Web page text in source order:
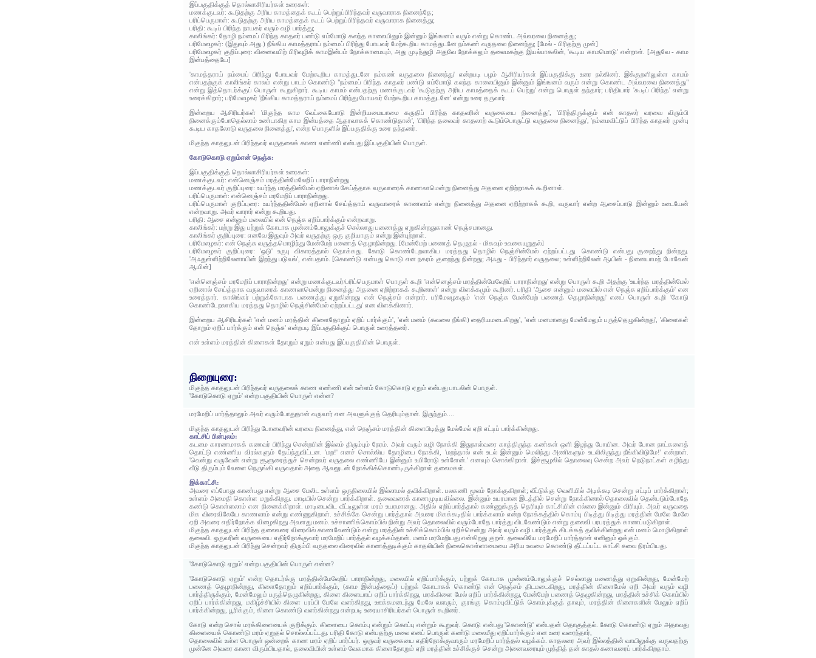
இப்பகுதிக்குத் தொல்லாசிரியர்கள் உரைகள்:
மணக்குடவர்: கூடுதற்கு அரிய காமத்தைக் கூடப் பெற்றுப்பிரிந்தவர் வருவாராக நினைந்தே;
பரிப்பெருமாள்: கூடுதற்கு அரிய காமத்தைக் கூடப் பெற்றுப்பிரிந்தவர் வருவாராக நினைத்து;
பரிதி: கூடிப் பிரிந்த நாயகர் வரும் வழி பார்த்து;
காலிங்கர்: தோழி நம்மைப் பிரிந்த காதலர் பண்டு எம்மோடு கலந்த காலையினும் இன்னும் இங்ஙனம் வரும் என்று கொண்ட அவ்வரவை நினைத்து;
பரிமேலழகர்: (இதுவும் அது.) நீங்கிய காமத்தராய் நம்மைப் பிரிந்து போயவர் மேற்கூறிய காமத்துடனே நம்கண் வருதலை நினைந்து; [மேல் - பிரிதற்கு முன்]
பரிமேலழகர் குறிப்புரை: வினைவயிற் பிரிவுழிக் காமஇன்பம் நோக்காமையும், அது முடிந்துழி அதுவே நோக்கலும் தலைமகற்கு இயல்பாகலின், 'கூடிய காமமொடு' என்றாள். [அதுவே - காம
இன்பத்தையே]
'காமத்தராய் நம்மைப் பிரிந்து போயவர் மேற்கூறிய காமத்துடனே நம்கண் வருதலை நினைந்து' என்றபடி பழம் ஆசிரியர்கள் இப்பகுதிக்கு உரை நல்கினர். இக்குறளிலுள்ள காமம்
என்பதற்குக் காலிங்கர் காலம் என்று பாடம் கொண்டு "நம்மைப் பிரிந்த காதலர் பண்டு எம்மோடு கலந்த காலையினும் இன்னும் இங்ஙனம் வரும் என்று கொண்ட அவ்வரவை நினைத்து"
என்று இத்தொடர்க்குப் பொருள் கூறுகிறார். கூடிய காமம் என்பதற்கு மணக்குடவர் 'கூடுதற்கு அரிய காமத்தைக் கூடப் பெற்று' என்று பொருள் தந்தார்; பரிதியார் 'கூடிப் பிரிந்த' என்று
உரைக்கிறார்; பரிமேலழகர் 'நீங்கிய காமத்தராய் நம்மைப் பிரிந்து போயவர் மேற்கூறிய காமத்துடனே' என்று உரை தருவார்.
இன்றைய ஆசிரியர்கள் 'மிகுந்த காம வேட்கையோடு இன்றியமையாமை கருதிப் பிரிந்த காதலரின் வருகையை நினைத்து', 'பிரிந்திருக்கும் என் காதலர் வரவை விரும்பி
நினைக்கும்போதெல்லாம் உண்டாகிற காம இன்பத்தை ஆதரவாகக் கொண்டுதான்', 'பிரிந்த தலைவர் காதலாற் கூடும்பொருட்டு வருதலை நினைந்து', 'நம்மைவிட்டுப் பிரிந்த காதலர் முன்பு
கூடிய காதலோடு வருதலை நினைத்து', என்ற பொருளில் இப்பகுதிக்கு உரை தந்தனர்.
மிகுந்த காதலுடன் பிரிந்தவர் வருதலைக் காண எண்ணி என்பது இப்பகுதியின் பொருள்.
கோடுகொடு ஏறும்என் நெஞ்சு:
இப்பகுதிக்குத் தொல்லாசிரியர்கள் உரைகள்:
மணக்குடவர்: என்னெஞ்சம் மரத்தின்மேலேறிப் பாராநின்றது.
மணக்குடவர் குறிப்புரை: உயர்ந்த மரத்தின்மேல் ஏறினால் சேய்த்தாக வருவாரைக் காணலாமென்று நினைத்து அதனை ஏறிற்றாகக் கூறினாள்.
பரிப்பெருமாள்: என்னெஞ்சம் மரமேறிப் பாராநின்றது.
பரிப்பெருமாள் குறிப்புரை: உயர்ந்ததின்மேல் ஏறினால் சேய்த்தாய் வருவாரைக் காணலாம் என்று நினைத்து அதனை ஏறிற்றாகக் கூறி, வருவார் என்ற ஆசைப்பாடு இன்னும் உடையேன்
என்றவாறு. அவர் வாரார் என்று கூறியது.
பரிதி: ஆசை என்னும் மலையில் என் நெஞ்சு ஏறிப்பார்க்கும் என்றவாறு.
காலிங்கர்: மற்று இது பற்றுக் கோடாக முன்னம்போலுக்குச் செல்லாது பணைத்து ஏறுகின்றதுகாண் நெஞ்சமானது.
காலிங்கர் குறிப்புரை: எனவே இதுவும் அவர் வருதற்கு ஒரு குறியாகும் என்று இன்புற்றாள்.
பரிமேலழகர்: என் நெஞ்சு வருத்தமொழிந்து மேன்மேற் பணைத் தெழாநின்றது. [மேன்மேற் பணைத் தெழுதல் - மிகவும் உவகையுறுதல்]
பரிமேலழகர் குறிப்புரை: 'ஒடு' உருபு விகாரத்தால் தொக்கது. கோடு கொண்டேறலாகிய மரத்தது தொழில் நெஞ்சின்மேல் ஏற்றப்பட்டது. கொண்டு என்பது குறைந்து நின்றது.
'அஃதுள்ளிற்றிலேனாயின் இறந்து படுவல்', என்பதாம். [கொண்டு என்பது கொடு என நகரம் குறைந்து நின்றது; அஃது - பிரிந்தார் வருதலை; உள்ளிற்றிலேன் ஆயின் - நினையாமற் போவேன்
ஆயின்]
'என்னெஞ்சம் மரமேறிப் பாராநின்றது' என்று மணக்குடவர்/பரிப்பெருமாள் பொருள் கூறி 'என்னெஞ்சம் மரத்தின்மேலேறிப் பாராநின்றது' என்று பொருள் கூறி அதற்கு 'உயர்ந்த மரத்தின்மேல்
ஏறினால் சேய்த்தாக வருவாரைக் காணலாமென்று நினைத்து அதனை ஏறிற்றாகக் கூறினாள்' என்று விளக்கமும் கூறினர். பரிதி 'ஆசை என்னும் மலையில் என் நெஞ்சு ஏறிப்பார்க்கும்' என
உரைத்தார். காலிங்கர் பற்றுக்கோடாக பணைத்து ஏறுகின்றது என் நெஞ்சம் என்றார். பரிமேலழகரும் 'என் நெஞ்சு மேன்மேற் பணைத் தெழாநின்றது' எனப் பொருள் கூறி 'கோடு
கொண்டேறலாகிய மரத்தது தொழில் நெஞ்சின்மேல் ஏற்றப்பட்டது' என விளக்கினார்.
இன்றைய ஆசிரியர்கள் 'என் மனம் மரத்தின் கிளைதோறும் ஏறிப் பார்க்கும்', 'என் மனம் (கவலை நீங்கி) தைரியமடைகிறது', 'என் மனமானது மேன்மேலும் பருத்தெழுகின்றது', 'கிளைகள்
தோறும் ஏறிப் பார்க்கும் என் நெஞ்சு' என்றபடி இப்பகுதிக்குப் பொருள் உரைத்தனர்.
என் உள்ளம் மரத்தின் கிளைகள் தோறும் ஏறும் என்பது இப்பகுதியின் பொருள்.
நிறையுரை:
மிகுந்த காதலுடன் பிரிந்தவர் வருதலைக் காண எண்ணி என் உள்ளம் கோடுகொடு ஏறும் என்பது பாடலின் பொருள்.
'கோடுகொடு ஏறும்' என்ற பகுதியின் பொருள் என்ன?
மரமேறிப் பார்த்தாலும் அவர் வரும்போதுதான் வருவார் என அவளுக்குத் தெரியும்தான். இருந்தும்....
மிகுந்த காதலுடன் பிரிந்து போனவரின் வரவை நினைத்து, என் நெஞ்சம் மரத்தின் கிளைபிடித்து மேல்மேல் ஏறி எட்டிப் பார்க்கின்றது.
காட்சிப் பின்புலம்:
கடமை காரணமாகக் கணவர் பிரிந்து சென்றபின் இல்லம் திரும்பும் நேரம். அவர் வரும் வழி நோக்கி இதுநாள்வரை காத்திருந்த கண்கள் ஒளி இழந்து போயின. அவர் போன நாட்களைத்
தொட்டு எண்ணிய விரல்களும் தேய்ந்துவிட்டன. 'மற!' எனச் சொல்லிய தோழியை நோக்கி, 'மறந்தால் என் உடல் இன்னும் மெலிந்து அணிகளும் உடலிலிருந்து நீங்கிவிடுமே!' என்றாள்.
'வென்று வருவேன் என்று சூளுரைத்துச் சென்றவர் வருதலை எண்ணியே இன்னும் உயிரோடு உள்ளேன்.' எனவும் சொல்கிறாள். இச்சூழலில் தொலைவு சென்ற அவர் நெடுநாட்கள் கழிந்து
வீடு திரும்பும் வேளை நெருங்கி வருவதால் அதை ஆவலுடன் நோக்கிக்கொண்டிருக்கிறாள் தலைமகள்.
இக்காட்சி:
அவரை எப்போது காண்பது என்று ஆசை மேலிட உள்ளம் ஒருநிலையில் இல்லாமல் தவிக்கிறாள். பலகணி மூலம் நோக்குகிறாள்; வீட்டுக்கு வெளியில் அடிக்கடி சென்று எட்டிப் பார்க்கிறாள்;
உள்ளம் அமைதி கொள்ள மறுக்கிறது. மாடியில் சென்று பார்க்கிறாள். தலைவரைக் காணமுடியவில்லை. இன்னும் உயரமான இடத்தில் சென்று நோக்கினால் தொலைவில் தென்படும்போதே
கண்டு கொள்ளலாம் என நினைக்கிறாள். மாடியைவிட வீட்டிலுள்ள மரம் உயரமானது. அதில் ஏறிப்பார்த்தால் கண்ணுக்குத் தெரியும் காட்சியின் எல்லை இன்னும் விரியும். அவர் வருவதை
மிக விரைவிலேயே காணலாம் என்று எண்ணுகிறாள். உச்சிக்கே சென்று பார்த்தால் அவரை மிகக்கடிதில் பார்க்கலாம் என்ற நோக்கத்தில் கொம்பு பிடித்து பிடித்து மரத்தின் மேலே மேலே
ஏறி அவரை எதிர்நோக்க விழைகிறது அவளது மனம். உச்சாணிக்கொம்பில் நின்று அவர் தொலைவில் வரும்போதே பார்த்து விடவேண்டும் என்று தலைவி பரபரத்துக் காணப்படுகிறாள்.
மிகுந்த காதலுடன் பிரிந்த தலைவரை விரைவில் காணவேண்டும் என்று மரத்தின் உச்சிக்கொம்பில் ஏறிச்சென்று அவர் வரும் வழி பார்த்துக் கிடக்கத் தவிக்கின்றது என் மனம் மொழிகிறாள்
தலைவி. ஒருவரின் வருகையை எதிர்நோக்குவார் மரமேறிப் பார்த்தல் வழக்கம்தான். மனம் மரமேறியது என்கிறது குறள். தலைவியே மரமேறிப் பார்த்தாள் எனினும் ஒக்கும்.
மிகுந்த காதலுடன் பிரிந்து சென்றவர் திரும்பி வருதலை விரைவில் காணத்துடிக்கும் காதலியின் நிலைகொள்ளாமையை அரிய உவமை கொண்டு தீட்டப்பட்ட காட்சி சுவை நிரம்பியது.
'கோடுகொடு ஏறும்' என்ற பகுதியின் பொருள் என்ன?
'கோடுகொடு ஏறும்' என்ற தொடர்க்கு மரத்தின்மேலேறிப் பாராநின்றது, மலையில் ஏறிப்பார்க்கும், பற்றுக் கோடாக முன்னம்போலுக்குச் செல்லாது பணைத்து ஏறுகின்றது, மேன்மேற்
பணைத் தெழாநின்றது, கிளைதோறும் ஏறிப்பார்க்கும், (காம இன்பத்தைப்) பற்றுக் கோடாகக் கொண்டு என் நெஞ்சம் திடமடைகிறது, மரத்தின் கிளைமேல் ஏறி அவர் வரும் வழி
பார்த்திருக்கும், மேன்மேலும் பருத்தெழுகின்றது, கிளை கிளையாய் ஏறிப் பார்க்கிறது, மரக்கிளை மேல் ஏறிப் பார்க்கின்றது, மேன்மேற் பணைத் தெழுகின்றது, மரத்தின் உச்சிக் கொம்பில்
ஏறிப் பார்க்கின்றது, மகிழ்ச்சியில் கிளை பரப்பி மேலே வளர்கிறது, ஊக்கமடைந்து மேலே வளரும், குரங்கு கொம்புவிட்டுக் கொம்புக்குத் தாவும், மரத்தின் கிளைகளின் மேலும் ஏறிப்
பார்க்கின்றது, பூரிக்கும், கிளை கொண்டு வளர்கின்றது என்றபடி உரையாசிரியர்கள் பொருள் கூறினர்.
கோடு என்ற சொல் மரக்கிளையைக் குறிக்கும். கிளையை கொம்பு என்றும் கொப்பு என்றும் கூறுவர். கொடு என்பது 'கொண்டு' என்பதன் தொகுத்தல். கோடு கொண்டு ஏறும் அதாவது
கிளையைக் கொண்டு மரம் ஏறுதல் சொல்லப்பட்டது. பரிதி கோடு என்பதற்கு மலை எனப் பொருள் கண்டு மலைமீது ஏறிப்பார்க்கும் என உரை வரைந்தார்,
தொலைவில் உள்ள பொருள் ஒன்றைக் காண மரம் ஏறிப் பார்ப்பர். ஒருவர் வருகையை எதிர்நோக்குவாரும் மரமேறிப் பார்த்தல் வழக்கம். காதலரை அவர் இல்லத்தின் வாயிலுக்கு வருவதற்கு
முன்னே அவரை காண விரும்பியதால், தலைவியின் உள்ளம் வேகமாக கிளைதோறும் ஏறி மரத்தின் உச்சிக்குச் சென்று அனைவரையும் முந்தித் தன் காதல் கணவரைப் பார்க்கிறதாம்.